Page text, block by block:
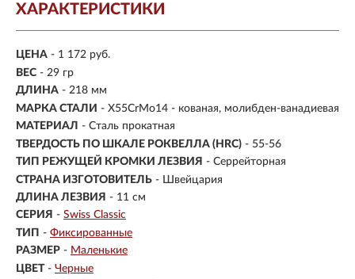
ХАРАКТЕРИСТИКИ
ЦЕНА - 1 172 руб.
ВЕС - 29 гр
ДЛИНА - 218 мм
МАРКА СТАЛИ - X55CrMo14 - кованая, молибден-ванадиевая
МАТЕРИАЛ - Сталь прокатная
ТВЕРДОСТЬ ПО ШКАЛЕ РОКВЕЛЛА (HRC) - 55-56
ТИП РЕЖУЩЕЙ КРОМКИ ЛЕЗВИЯ - Серрейторная
СТРАНА ИЗГОТОВИТЕЛЬ - Швейцария
ДЛИНА ЛЕЗВИЯ - 11 см
СЕРИЯ - Swiss Classic
ТИП - Фиксированные
РАЗМЕР - Маленькие
ЦВЕТ - Черные